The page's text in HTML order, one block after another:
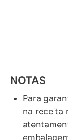
NOTAS
Para
na receita